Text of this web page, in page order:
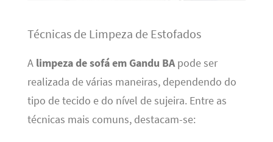
Técnicas de Limpeza de Estofados
A limpeza de sofá em Gandu BApode ser
realizada de várias maneiras, dependendo do
tipo de tecido e do nível de sujeira. Entre as
técnicas mais comuns, destacam-se: